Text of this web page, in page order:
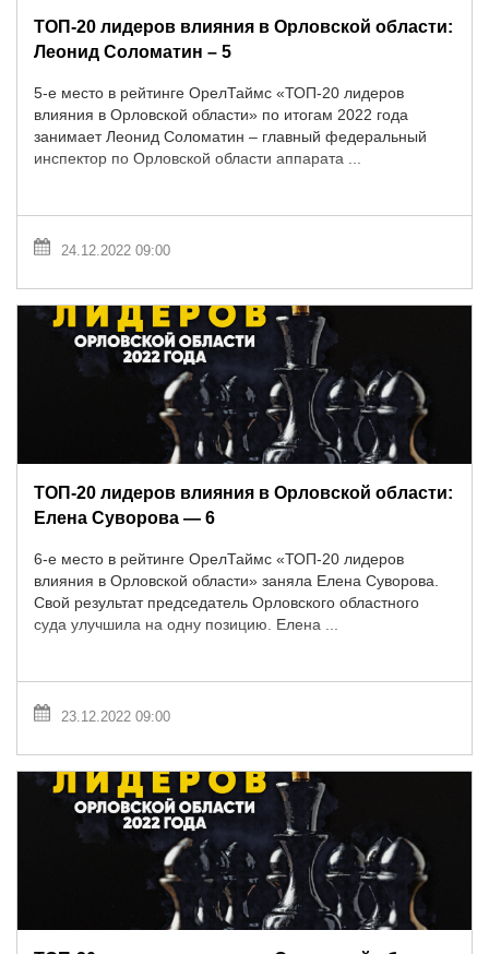
ТОП-20 лидеров влияния в Орловской области:
Леонид Соломатин – 5
5-е место в рейтинге ОрелТаймс «ТОП-20 лидеров
влияния в Орловской области» по итогам 2022 года
занимает Леонид Соломатин – главный федеральный
инспектор по Орловской области аппарата ...
24.12.2022 09:00
ТОП-20 лидеров влияния в Орловской области:
Елена Суворова — 6
6-е место в рейтинге ОрелТаймс «ТОП-20 лидеров
влияния в Орловской области» заняла Елена Суворова.
Свой результат председатель Орловского областного
суда улучшила на одну позицию. Елена ...
23.12.2022 09:00